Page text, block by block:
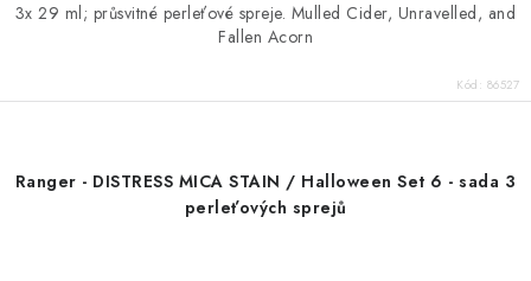
3x 29 ml; průsvitné perleťové spreje. Mulled Cider, Unravelled, and
Fallen Acorn
Kód: 86527
Ranger - DISTRESS MICA STAIN / Halloween Set 6 - sada 3
perleťových sprejů